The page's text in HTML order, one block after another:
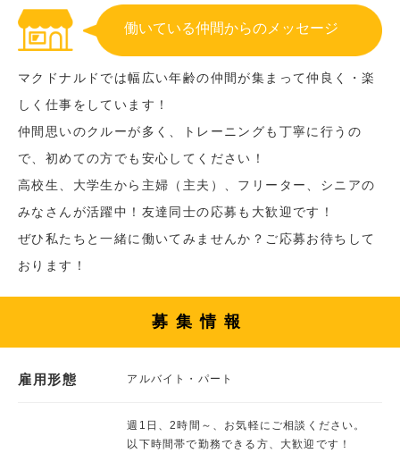
働いている仲間からのメッセージ
マクドナルドでは幅広い年齢の仲間が集まって仲良く・楽
しく仕事をしています！
仲間思いのクルーが多く、トレーニングも丁寧に行うの
で、初めての方でも安心してください！
高校生、大学生から主婦（主夫）、フリーター、シニアの
みなさんが活躍中！友達同士の応募も大歓迎です！
ぜひ私たちと一緒に働いてみませんか？ご応募お待ちして
おります！
募集情報
雇用形態 アルバイト・パート
週1日、2時間～、お気軽にご相談ください。
以下時間帯で勤務できる方、大歓迎です！